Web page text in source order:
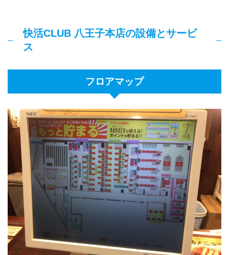
快活CLUB 八王子本店の設備とサービ
ス
フロアマップ